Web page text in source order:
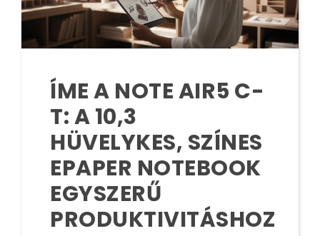
ÍME A NOTE AIR5 C-
T: A 10,3
HÜVELYKES, SZÍNES
EPAPER NOTEBOOK
EGYSZERŰ
PRODUKTIVITÁSHOZ